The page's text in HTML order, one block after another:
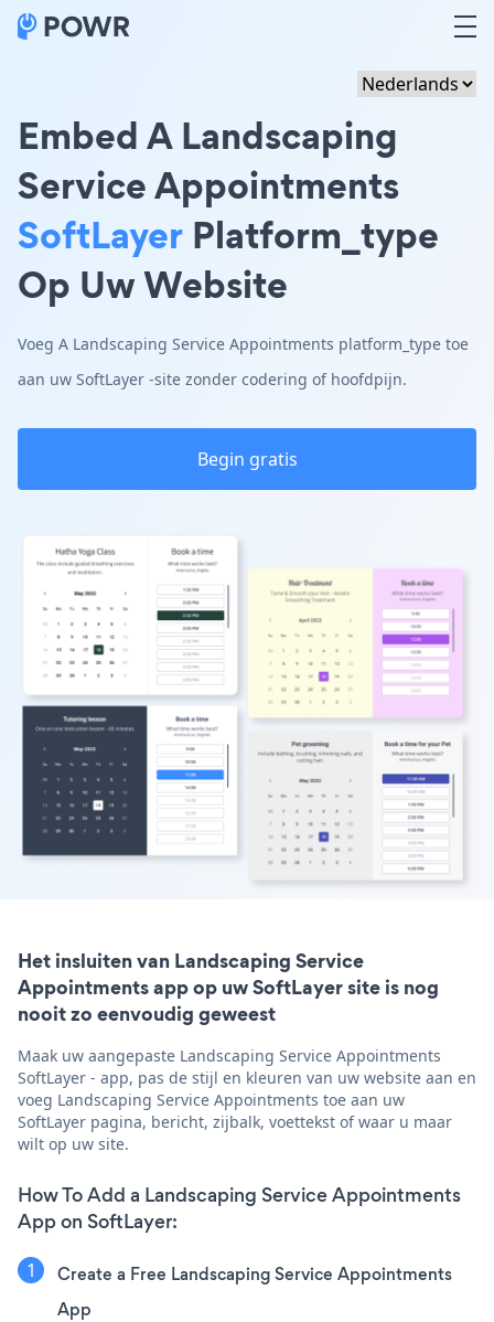
Embed A Landscaping
Service Appointments
SoftLayer Platform_type
Op Uw Website
Voeg A Landscaping Service Appointments platform_type toe
aan uw SoftLayer -site zonder codering of hoofdpijn.
Begin gratis
Het insluiten van Landscaping Service
Appointments app op uw SoftLayer site is nog
nooit zo eenvoudig geweest
Maak uw aangepaste Landscaping Service Appointments
SoftLayer - app, pas de stijl en kleuren van uw website aan en
voeg Landscaping Service Appointments toe aan uw
SoftLayer pagina, bericht, zijbalk, voettekst of waar u maar
wilt op uw site.
How To Add a Landscaping Service Appointments
App on SoftLayer:
Create a Free Landscaping Service Appointments
App